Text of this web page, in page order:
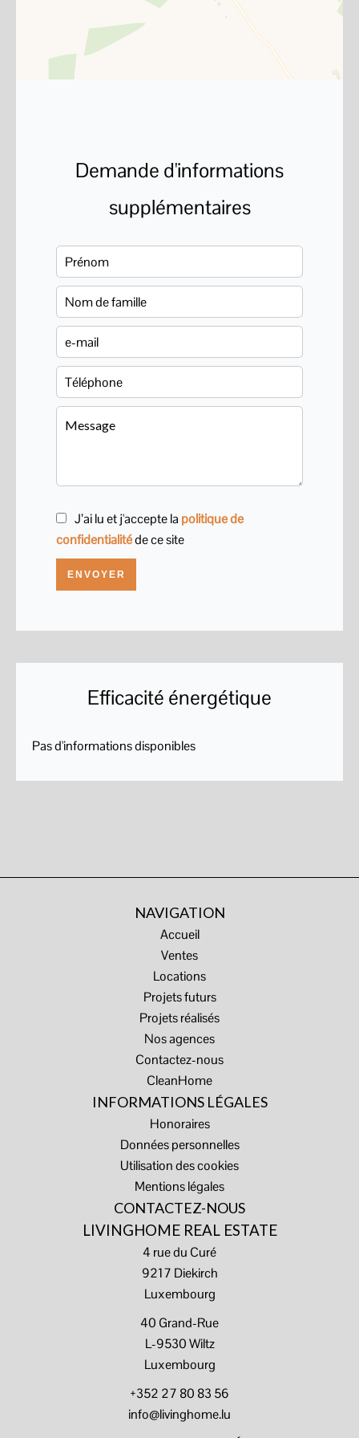
Demande d'informations
supplémentaires
J’ai lu et j'accepte la politique de
confidentialitéde ce site
ENVOYER
Efficacité énergétique
Pas d'informations disponibles
NAVIGATION
Accueil
Ventes
Locations
Projets futurs
Projets réalisés
Nos agences
Contactez-nous
CleanHome
INFORMATIONS LÉGALES
Honoraires
Données personnelles
Utilisation des cookies
Mentions légales
CONTACTEZ-NOUS
LIVINGHOME REAL ESTATE
4 rue du Curé
9217 Diekirch
Luxembourg
40 Grand-Rue
L-9530 Wiltz
Luxembourg
+352 27 80 83 56
info@livinghome.lu